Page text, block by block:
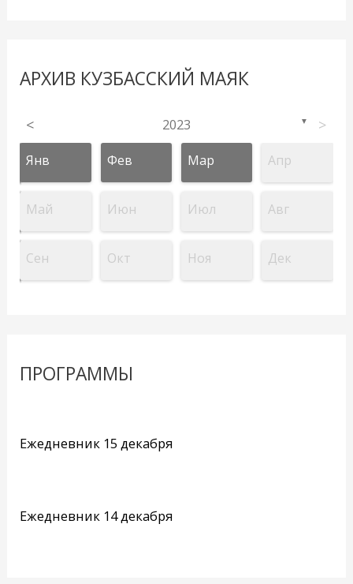
АРХИВ КУЗБАССКИЙ МАЯК
< 2023 ▼ >
Янв Фев Мар Апр
Май Июн Июл Авг
Сен Окт Ноя Дек
ПРОГРАММЫ
Ежедневник 15 декабря
Ежедневник 14 декабря